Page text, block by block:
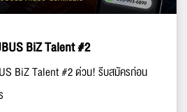
BiZ Talent #2
BiZ Talent #2 ด่วน! รีบสมัครก่อน